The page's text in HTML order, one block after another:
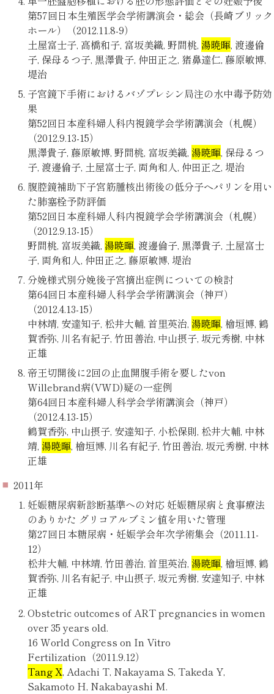
第57回日本生殖医学会学術講演会・総会（長崎ブリック
ホール）（2012.11.8-9）
土屋富士子, 高橋和子, 富坂美織, 野間桃, 湯暁暉, 渡邊倫
子, 保母るつ子, 黒澤貴子, 仲田正之, 猪鼻達仁, 藤原敏博,
堤治
子宮鏡下手術におけるバゾプレシン局注の水中毒予防効
果
第52回日本産科婦人科内視鏡学会学術講演会（札幌）
（2012.9.13-15）
黒澤貴子, 藤原敏博, 野間桃, 富坂美織, 湯暁暉, 保母るつ
子, 渡邊倫子, 土屋富士子, 両角和人, 仲田正之, 堤治
腹腔鏡補助下子宮筋腫核出術後の低分子ヘパリンを用い
た肺塞栓予防評価
第52回日本産科婦人科内視鏡学会学術講演会（札幌）
（2012.9.13-15）
野間桃, 富坂美織, 湯暁暉, 渡邊倫子, 黒澤貴子, 土屋富士
子, 両角和人, 仲田正之, 藤原敏博, 堤治
分娩様式別分娩後子宮摘出症例についての検討
第64回日本産科婦人科学会学術講演会（神戸）
（2012.4.13-15）
中林靖, 安達知子, 松井大輔, 首里英治, 湯暁暉, 檜垣博, 鶴
賀香弥, 川名有紀子, 竹田善治, 中山摂子, 坂元秀樹, 中林
正雄
帝王切開後に2回の止血開腹手術を要したvon
Willebrand病(VWD)疑の一症例
第64回日本産科婦人科学会学術講演会（神戸）
（2012.4.13-15）
鶴賀香弥, 中山摂子, 安達知子, 小松保則, 松井大輔, 中林
靖, 湯暁暉, 檜垣博, 川名有紀子, 竹田善治, 坂元秀樹, 中林
正雄
2011年
妊娠糖尿病新診断基準への対応 妊娠糖尿病と食事療法
のありかた グリコアルブミン値を用いた管理
第27回日本糖尿病・妊娠学会年次学術集会（2011.11-
12）
松井大輔, 中林靖, 竹田善治, 首里英治, 湯暁暉, 檜垣博, 鶴
賀香弥, 川名有紀子, 中山摂子, 坂元秀樹, 安達知子, 中林
正雄
Obstetric outcomes of ART pregnancies in women
over 35 years old.
16 World Congress on In Vitro
Fertilization（2011.9.12）
Tang X, Adachi T, Nakayama S, Takeda Y,
Sakamoto H, Nakabayashi M.